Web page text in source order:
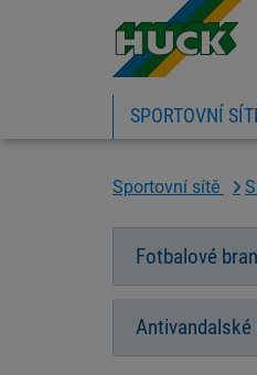
SPORTOVNÍ
Sportovní sítě
Fotbalové
Antivandalské